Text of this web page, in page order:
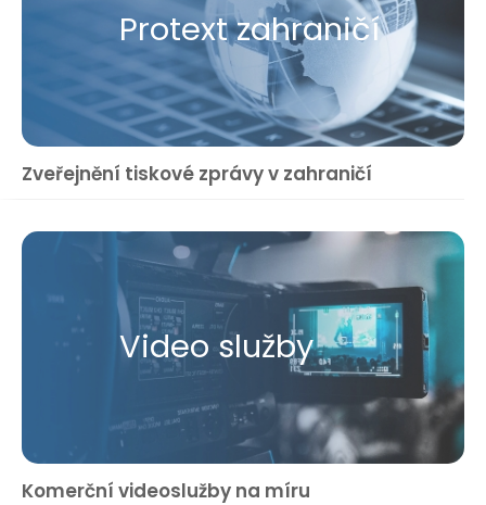
Protext zahraničí
Zveřejnění tiskové zprávy v zahraničí
Video služby
Komerční videoslužby na míru